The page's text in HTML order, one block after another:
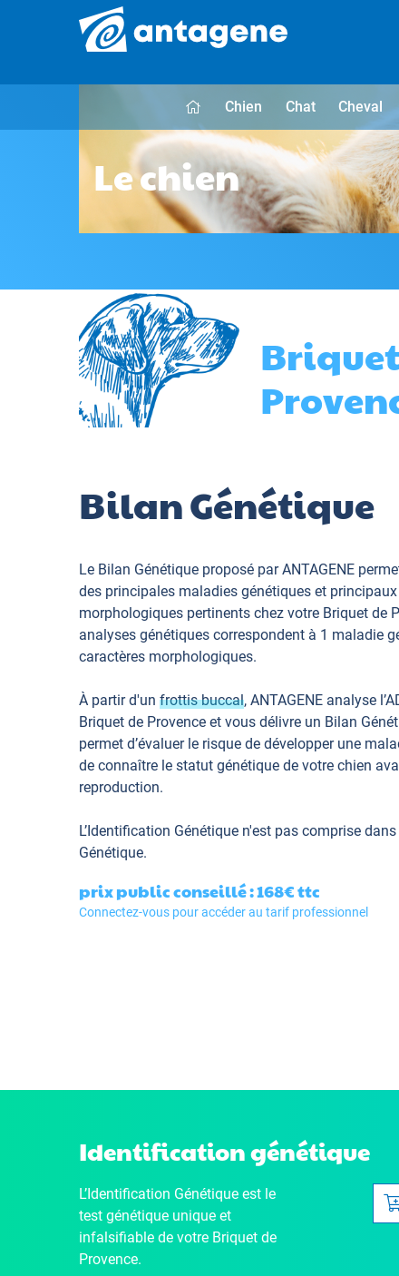
Chien Chat Cheval
Le chien
Bilan Génétique
Le Bilan Génétique proposé par ANTAGENE
des principales maladies génétiques et
morphologiques pertinents chez votre Briquet de
analyses génétiques correspondent à 1 maladie
caractères morphologiques.
À partir d'un frottis buccal, ANTAGENE analyse
Briquet de Provence et vous délivre un Bilan
permet d’évaluer le risque de développer une
de connaître le statut génétique de votre chien
reproduction.
L’Identification Génétique n'est pas comprise
Génétique.
prix public conseillé : 168€ttc
Connectez-vous pour accéder au tarif professionnel
Identification génétique
L’Identification Génétique est le
test génétique unique et
infalsifiable de votre Briquet de
Provence.